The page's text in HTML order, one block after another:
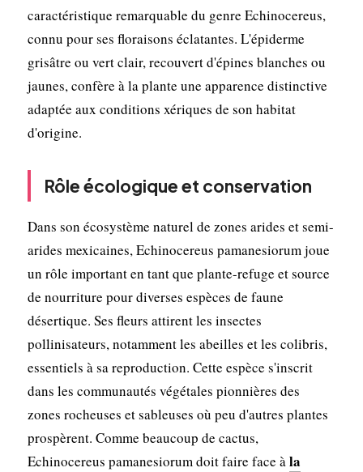
caractéristique remarquable du genre Echinocereus,
connu pour ses floraisons éclatantes. L'épiderme
grisâtre ou vert clair, recouvert d'épines blanches ou
jaunes, confère à la plante une apparence distinctive
adaptée aux conditions xériques de son habitat
d'origine.
Rôle écologique et conservation
Dans son écosystème naturel de zones arides et semi-
arides mexicaines, Echinocereus pamanesiorum joue
un rôle important en tant que plante-refuge et source
de nourriture pour diverses espèces de faune
désertique. Ses fleurs attirent les insectes
pollinisateurs, notamment les abeilles et les colibris,
essentiels à sa reproduction. Cette espèce s'inscrit
dans les communautés végétales pionnières des
zones rocheuses et sableuses où peu d'autres plantes
prospèrent. Comme beaucoup de cactus,
Echinocereus pamanesiorum doit faire face àla